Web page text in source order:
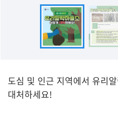
도심 및 인근 지역에서 유리
대처하세요!